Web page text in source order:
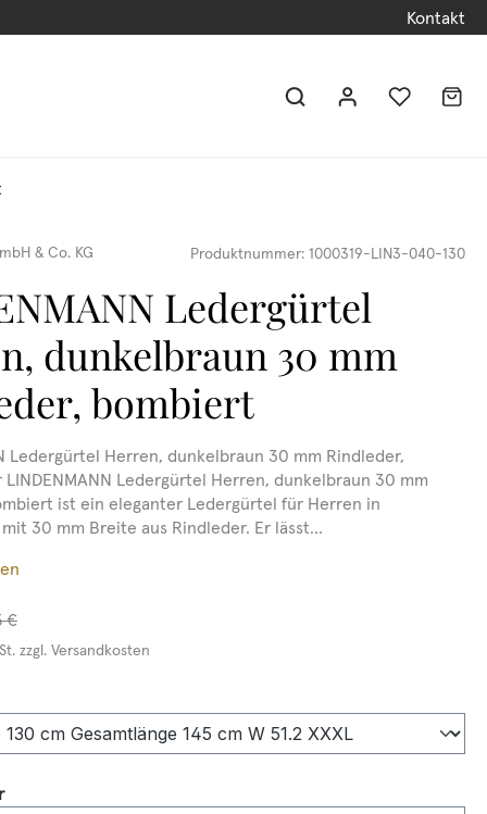
Kontakt
& Co. KG Produktnummer: 1000319-LIN3-040-130
Ledergürtel
dunkelbraun 30 mm
bombiert
Ledergürtel Herren, dunkelbraun 30 mm Rindleder,
Ledergürtel Herren, dunkelbraun 30 mm
ist ein eleganter Ledergürtel für Herren in
30 mm Breite aus Rindleder. Er lässt...
€
zzgl. Versandkosten
auswählen